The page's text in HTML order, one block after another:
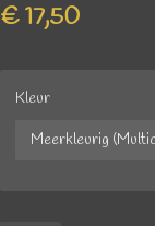
€ 17,50
Kleur